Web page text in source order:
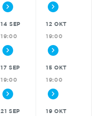
14 SEP
19:00
17 SEP
19:00
21 SEP
12 OKT
19:00
15 OKT
19:00
19 OKT